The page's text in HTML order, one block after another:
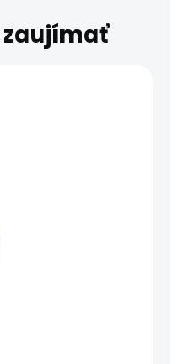
zaujímať